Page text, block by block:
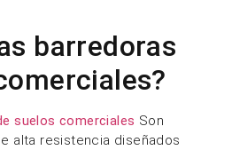
barredoras
suelos comerciales Son
alta resistencia diseñados